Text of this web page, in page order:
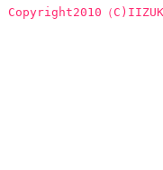
Copyright2010（